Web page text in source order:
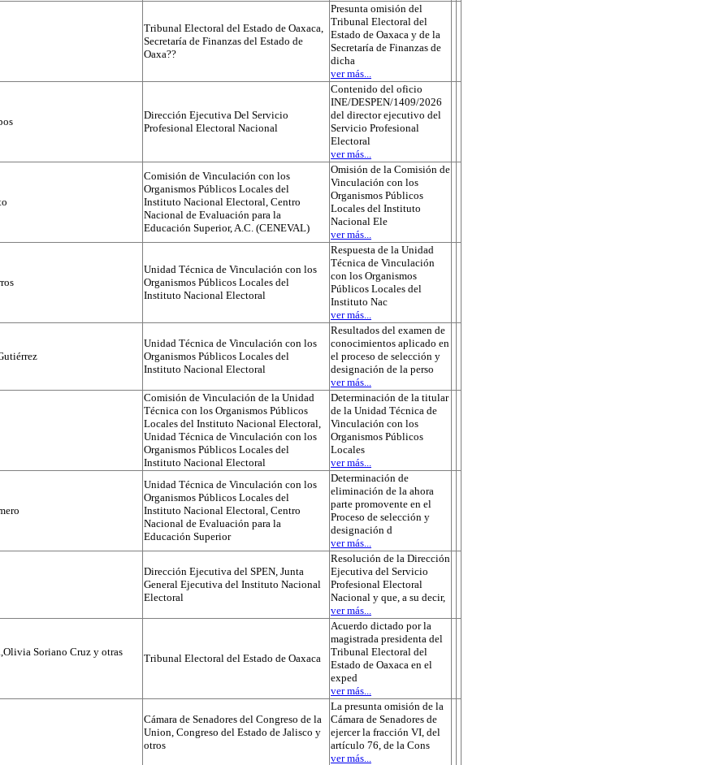
Tribunal Electoral del Estado de Oaxaca,
Secretaría de Finanzas del Estado de
Oaxa??
Presunta omisión del
Tribunal Electoral del
Estado de Oaxaca y de la
Secretaría de Finanzas de
dicha
ver más...
Dirección Ejecutiva Del Servicio
Profesional Electoral Nacional
Contenido del oficio
INE/DESPEN/1409/2026
del director ejecutivo del
Servicio Profesional
Electoral
ver más...
Comisión de Vinculación con los
Organismos Públicos Locales del
Instituto Nacional Electoral, Centro
Nacional de Evaluación para la
Educación Superior, A.C. (CENEVAL)
Omisión de la Comisión de
Vinculación con los
Organismos Públicos
Locales del Instituto
Nacional Ele
ver más...
Unidad Técnica de Vinculación con los
Organismos Públicos Locales del
Instituto Nacional Electoral
Respuesta de la Unidad
Técnica de Vinculación
con los Organismos
Públicos Locales del
Instituto Nac
ver más...
Unidad Técnica de Vinculación con los
Organismos Públicos Locales del
Instituto Nacional Electoral
Resultados del examen de
conocimientos aplicado en
el proceso de selección y
designación de la perso
ver más...
Comisión de Vinculación de la Unidad
Técnica con los Organismos Públicos
Locales del Instituto Nacional Electoral,
Unidad Técnica de Vinculación con los
Organismos Públicos Locales del
Instituto Nacional Electoral
Determinación de la titular
de la Unidad Técnica de
Vinculación con los
Organismos Públicos
Locales
ver más...
Unidad Técnica de Vinculación con los
Organismos Públicos Locales del
Instituto Nacional Electoral, Centro
Nacional de Evaluación para la
Educación Superior
Determinación de
eliminación de la ahora
parte promovente en el
Proceso de selección y
designación d
ver más...
Dirección Ejecutiva del SPEN, Junta
General Ejecutiva del Instituto Nacional
Electoral
Resolución de la Dirección
Ejecutiva del Servicio
Profesional Electoral
Nacional y que, a su decir,
ver más...
Soriano Cruz y otras
Tribunal Electoral del Estado de Oaxaca
Acuerdo dictado por la
magistrada presidenta del
Tribunal Electoral del
Estado de Oaxaca en el
exped
ver más...
Cámara de Senadores del Congreso de la
Union, Congreso del Estado de Jalisco y
otros
La presunta omisión de la
Cámara de Senadores de
ejercer la fracción VI, del
artículo 76, de la Cons
ver más...